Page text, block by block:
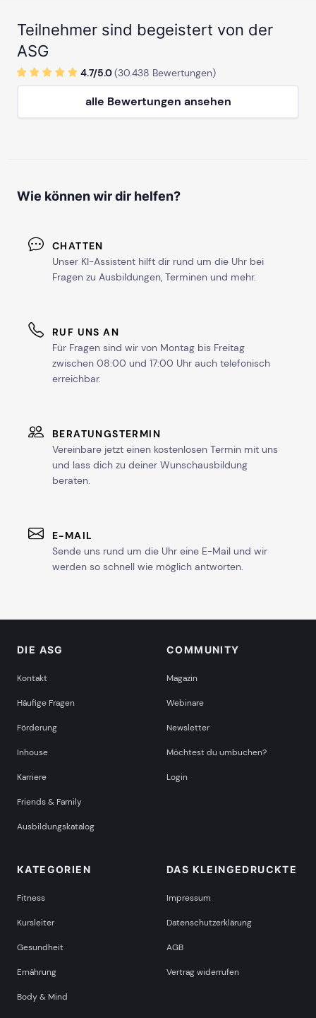
ab Sa, 5. Dezember 2026
mehr Termine in Hamburg anzeigen
mehr Termine in Hannover anzeigen
ab Sa, 24. Oktober 2026
mehr Termine in Karlsruhe anzeigen
KASSEL
mehr Termine in Kiel anzeigen
KOBLENZ
mehr Termine in Koblenz anzeigen
KONSTANZ
KÖLN
Teilnehmer sind begeistert von der
ASG
4.7/5.0(30.438 Bewertungen)
alle Bewertungen ansehen
Wie können wir dir helfen?
CHATTEN
Unser KI-Assistent hilft dir rund um die Uhr bei
Fragen zu Ausbildungen, Terminen und mehr.
RUF UNS AN
Für Fragen sind wir von Montag bis Freitag
zwischen 08:00 und 17:00 Uhr auch telefonisch
erreichbar.
BERATUNGSTERMIN
Vereinbare jetzt einen kostenlosen Termin mit uns
und lass dich zu deiner Wunschausbildung
beraten.
E-MAIL
Sende uns rund um die Uhr eine E-Mail und wir
werden so schnell wie möglich antworten.
DIE ASG
Kontakt
Häufige Fragen
Förderung
Inhouse
Karriere
Friends & Family
Ausbildungskatalog
COMMUNITY
Magazin
Webinare
Newsletter
Möchtest du umbuchen?
Login
KATEGORIEN
Fitness
Kursleiter
Gesundheit
Ernährung
Body & Mind
DAS KLEINGEDRUCKTE
Impressum
Datenschutzerklärung
AGB
Vertrag widerrufen